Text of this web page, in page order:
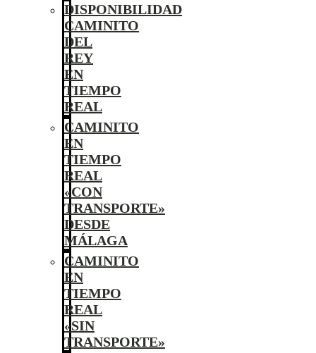
DISPONIBILIDAD
CAMINITO
DEL
REY
EN
TIEMPO
REAL
CAMINITO
EN
TIEMPO
REAL
«CON
TRANSPORTE»
DESDE
MÁLAGA
CAMINITO
EN
TIEMPO
REAL
«SIN
TRANSPORTE»